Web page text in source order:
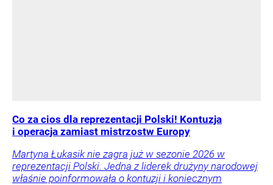
Co za cios dla reprezentacji Polski! Kontuzja
i operacja zamiast mistrzostw Europy
Martyna Łukasik nie zagra już w sezonie 2026 w
reprezentacji Polski. Jedna z liderek drużyny narodowej
właśnie poinformowała o kontuzji i koniecznym